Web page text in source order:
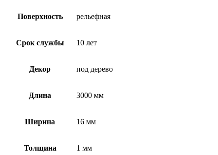
Поверхность рельефная
Срок службы 10 лет
Декор под дерево
Длина 3000 мм
Ширина 16 мм
Толщина 1 мм